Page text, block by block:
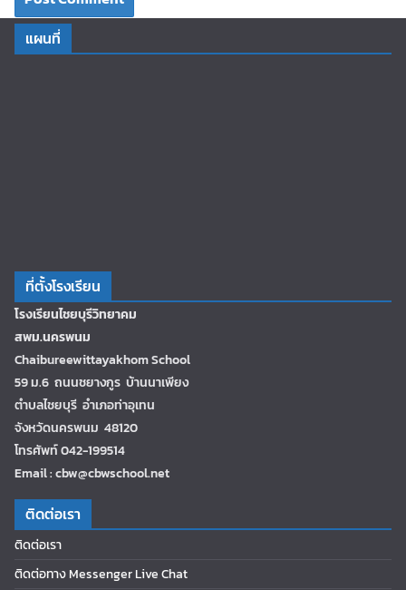
แผนที่
ที่ตั้งโรงเรียน
โรงเรียนไชยบุรีวิทยาคม
สพม.นครพนม
Chaibureewittayakhom School
59 ม.6 ถนนชยางกูร บ้านนาเพียง
ตำบลไชยบุรี อำเภอท่าอุเทน
จังหวัดนครพนม 48120
โทรศัพท์ 042-199514
Email : cbw@cbwschool.net
ติดต่อเรา
ติดต่อเรา
ติดต่อทาง Messenger Live Chat